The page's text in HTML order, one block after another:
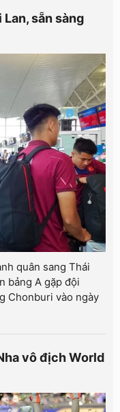
sẵn sàng
quân sang Thái
bảng A gặp đội
Chonburi vào ngày
vô địch World